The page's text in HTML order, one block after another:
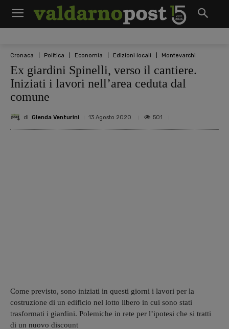
Cronaca Politica Economia Edizioni locali Montevarchi
Ex giardini Spinelli, verso il cantiere.
Iniziati i lavori nell’area ceduta dal
comune
di Glenda Venturini 13 Agosto 2020 501
Come previsto, sono iniziati in questi giorni i lavori per la
costruzione di un edificio nel lotto libero in cui sono stati
trasformati i giardini. Polemiche in rete per l’ipotesi che si tratti
di un nuovo discount